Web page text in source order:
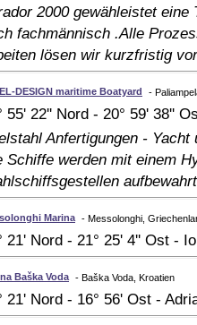
2000 gewähleistet
fachmännisch .Alle
lösen wir kurzfristig
DESIGN maritime Boatyard -
55' 22'' Nord - 20° 59' 38''
Anfertigungen -
Schiffe werden mit einem
Marina - Messolonghi,
21' Nord - 21° 25' 4'' Ost -
Baška Voda - Baška Voda, Kroatien
21' Nord - 16° 56' Ost -